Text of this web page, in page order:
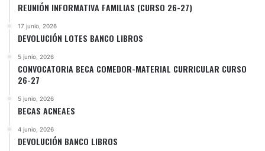
REUNIÓN INFORMATIVA FAMILIAS (CURSO 26-27)
17 junio, 2026
DEVOLUCIÓN LOTES BANCO LIBROS
5 junio, 2026
CONVOCATORIA BECA COMEDOR-MATERIAL CURRICULAR CURSO
26-27
5 junio, 2026
BECAS ACNEAES
4 junio, 2026
DEVOLUCIÓN BANCO LIBROS